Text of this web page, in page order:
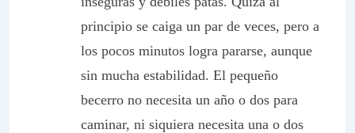
principio se caiga un par de veces, pero a
los pocos minutos logra pararse, aunque
sin mucha estabilidad. El pequeño
becerro no necesita un año o dos para
caminar, ni siquiera necesita una o dos